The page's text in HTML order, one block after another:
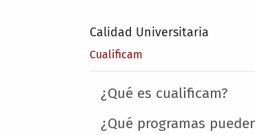
Calidad Universitaria
Cualificam
Main menu
¿Qué es cualificam?
¿Qué programas